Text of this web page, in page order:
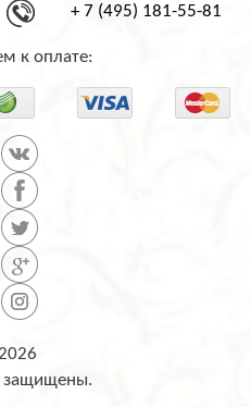
+ 7 (495) 181-55-81
к оплате:
защищены.